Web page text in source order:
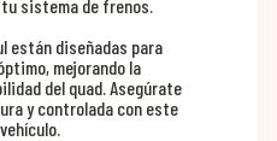
sistema de frenos.
están diseñadas para
mejorando la
del quad. Asegúrate
y controlada con este